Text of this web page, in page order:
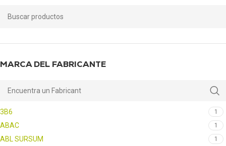
MARCA DEL FABRICANTE
3B6 1
ABAC 1
ABL SURSUM 1